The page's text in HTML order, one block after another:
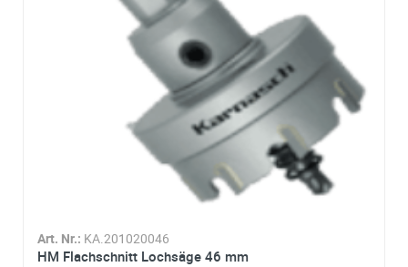
Zustimmung zur Datenverarbeitung
Ich stimme zu, dass meine Angaben aus dem
Kontaktformular zur Beantwortung meiner Anfrage
und verarbeitet werden. Die Daten werden nach
abgeschlossener Bearbeitung Ihrer Anfrage gelöscht. Sie
können Ihre Einwilligung jederzeit für die Zukunft per E-
widerrufen. Detaillierte Informationen zum Umgang mit
Nutzerdaten finden Sie in unserer
Datenschutzerklärung
Art. Nr.: KA.201020046
HM Flachschnitt Lochsäge 46 mm